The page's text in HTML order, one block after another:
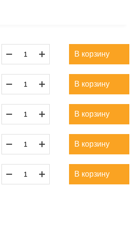
В корзину
В корзину
В корзину
В корзину
В корзину